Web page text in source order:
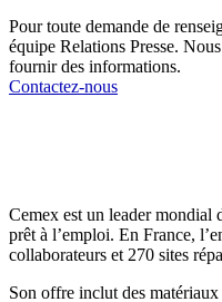
Pour toute demande de
équipe Relations Presse.
fournir des informations.
Contactez-nous
Cemex est un leader mondial
prêt à l’emploi. En France,
collaborateurs et 270 sites
Son offre inclut des